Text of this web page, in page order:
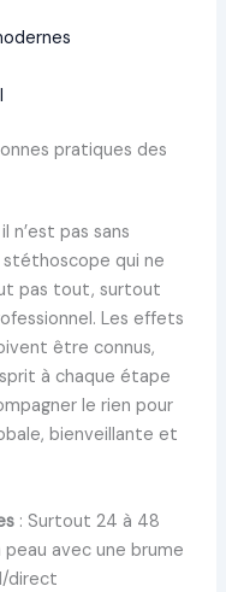
pratiques des
n’est pas sans
qui ne
pas tout, surtout
Les effets
être connus,
à chaque étape
le rien pour
bienveillante et
: Surtout 24 à 48
peau avec une brume
direct